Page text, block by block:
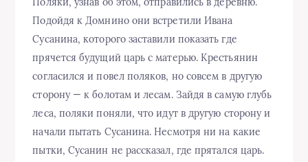
Подойдя к Домнино они встретили Ивана
Сусанина, которого заставили показать где
прячется будущий царь с матерью. Крестьянин
согласился и повел поляков, но совсем в другую
сторону — к болотам и лесам. Зайдя в самую глубь
леса, поляки поняли, что идут в другую сторону и
начали пытать Сусанина. Несмотря ни на какие
пытки, Сусанин не рассказал, где прятался царь.